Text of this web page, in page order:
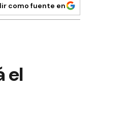
como fuente en
el